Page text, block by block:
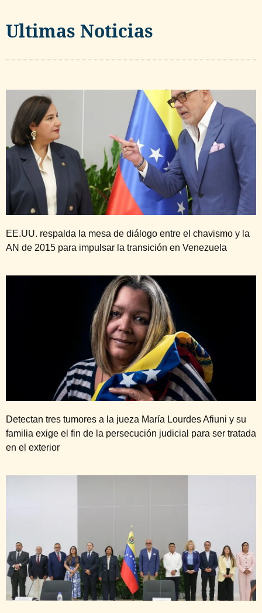
Ultimas Noticias
EE.UU. respalda la mesa de diálogo entre el chavismo y la
AN de 2015 para impulsar la transición en Venezuela
Detectan tres tumores a la jueza María Lourdes Afiuni y su
familia exige el fin de la persecución judicial para ser tratada
en el exterior